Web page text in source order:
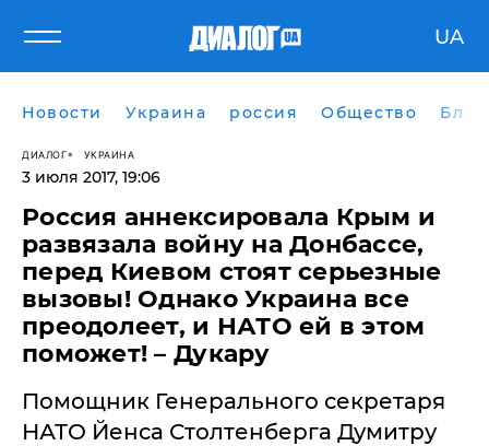
UA
Новости Украина россия Общество
ДИАЛОГ УКРАИНА
3 июля 2017, 19:06
Россия аннексировала Крым и
развязала войну на Донбассе,
перед Киевом стоят серьезные
вызовы! Однако Украина все
преодолеет, и НАТО ей в этом
поможет! – Дукару
Помощник Генерального секретаря
НАТО Йенса Столтенберга Думитру